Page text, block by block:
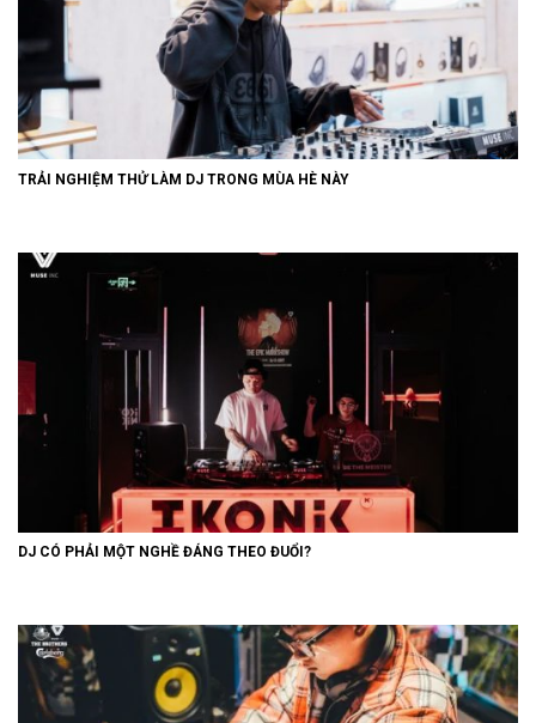
TRẢI NGHIỆM THỬ LÀM DJ TRONG MÙA HÈ NÀY
DJ CÓ PHẢI MỘT NGHỀ ĐÁNG THEO ĐUỔI?